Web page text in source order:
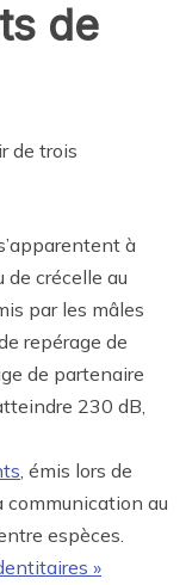
de
de trois
à
de crécelle au
par les mâles
repérage de
de partenaire
230 dB,
, émis lors de
communication au
espèces.
»